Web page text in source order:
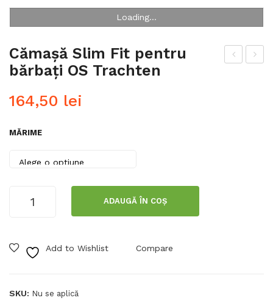
Loading...
Cămașă Slim Fit pentru
bărbați OS Trachten
164,50 lei
MĂRIME
Cămașă
pentru
Trachten
ADAUGĂ ÎN COȘ
Add to Wishlist Compare
SKU: Nu se aplică